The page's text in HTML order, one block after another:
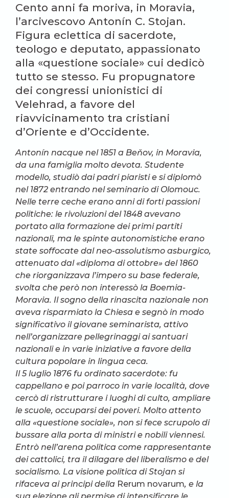
Cento anni fa moriva, in Moravia,
l’arcivescovo Antonín C. Stojan.
Figura eclettica di sacerdote,
teologo e deputato, appassionato
alla «questione sociale» cui dedicò
tutto se stesso. Fu propugnatore
dei congressi unionistici di
Velehrad, a favore del
riavvicinamento tra cristiani
d’Oriente e d’Occidente.
Antonín nacque nel 1851 a Beňov, in Moravia,
da una famiglia molto devota. Studente
modello, studiò dai padri piaristi e si diplomò
nel 1872 entrando nel seminario di Olomouc.
Nelle terre ceche erano anni di forti passioni
politiche: le rivoluzioni del 1848 avevano
portato alla formazione dei primi partiti
nazionali, ma le spinte autonomistiche erano
state soffocate dal neo-assolutismo asburgico,
attenuato dal «diploma di ottobre» del 1860
che riorganizzava l’impero su base federale,
svolta che però non interessò la Boemia-
Moravia. Il sogno della rinascita nazionale non
aveva risparmiato la Chiesa e segnò in modo
significativo il giovane seminarista, attivo
nell’organizzare pellegrinaggi ai santuari
nazionali e in varie iniziative a favore della
cultura popolare in lingua ceca.
Il 5 luglio 1876 fu ordinato sacerdote: fu
cappellano e poi parroco in varie località, dove
cercò di ristrutturare i luoghi di culto, ampliare
le scuole, occuparsi dei poveri. Molto attento
alla «questione sociale», non si fece scrupolo di
bussare alla porta di ministri e nobili viennesi.
Entrò nell’arena politica come rappresentante
dei cattolici, tra il dilagare del liberalismo e del
socialismo. La visione politica di Stojan si
rifaceva ai principi della Rerum novarum, e la